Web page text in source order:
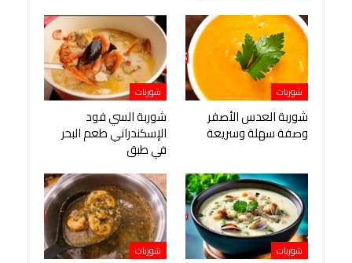
شوربات
شوربة العدس الأصفر
وصفة سهلة وسريعة
شوربات
شوربة السي فود
الإسكندراني طعم البحر
في طبق
شوربات شوربات